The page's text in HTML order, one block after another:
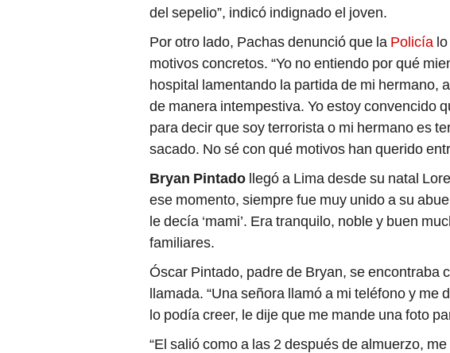
del sepelio”, indicó indignado el joven.
Por otro lado, Pachas denunció que la Policía
motivos concretos. “Yo no entiendo por qué
hospital lamentando la partida de mi hermano,
de manera intempestiva. Yo estoy convencido
para decir que soy terrorista o mi hermano es
sacado. No sé con qué motivos han querido
Bryan Pintado llegó a Lima desde su natal
ese momento, siempre fue muy unido a su
le decía ‘mami’. Era tranquilo, noble y buen
familiares.
Óscar Pintado, padre de Bryan, se encontraba
llamada. “Una señora llamó a mi teléfono y me
lo podía creer, le dije que me mande una foto
“El salió como a las 2 después de almuerzo,